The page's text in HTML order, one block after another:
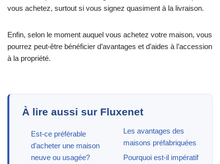
vous achetez, surtout si vous signez quasiment à la livraison.
Enfin, selon le moment auquel vous achetez votre maison, vous
pourrez peut-être bénéficier d’avantages et d’aides à l’accession
à la propriété.
À lire aussi sur Fluxenet
Est-ce préférable
d’acheter une maison
neuve ou usagée?
Les avantages des
maisons préfabriquées
Pourquoi est-il impératif